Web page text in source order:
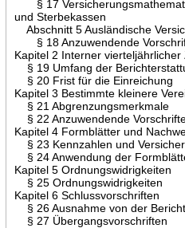
§ 17
und Sterbekassen
Abschnitt 5 Ausländische
§ 18 Anzuwendende
Kapitel 2 Interner vierteljährlicher
§ 19 Umfang der
§ 20 Frist für die Einreichung
Kapitel 3 Bestimmte kleinere
§ 21 Abgrenzungsmerkmale
§ 22 Anzuwendende
Kapitel 4 Formblätter und
§ 23 Kennzahlen und
§ 24 Anwendung der
Kapitel 5 Ordnungswidrigkeiten
§ 25 Ordnungswidrigkeiten
Kapitel 6 Schlussvorschriften
§ 26 Ausnahme von der
§ 27 Übergangsvorschriften